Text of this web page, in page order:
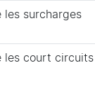
les surcharges
les court circuits